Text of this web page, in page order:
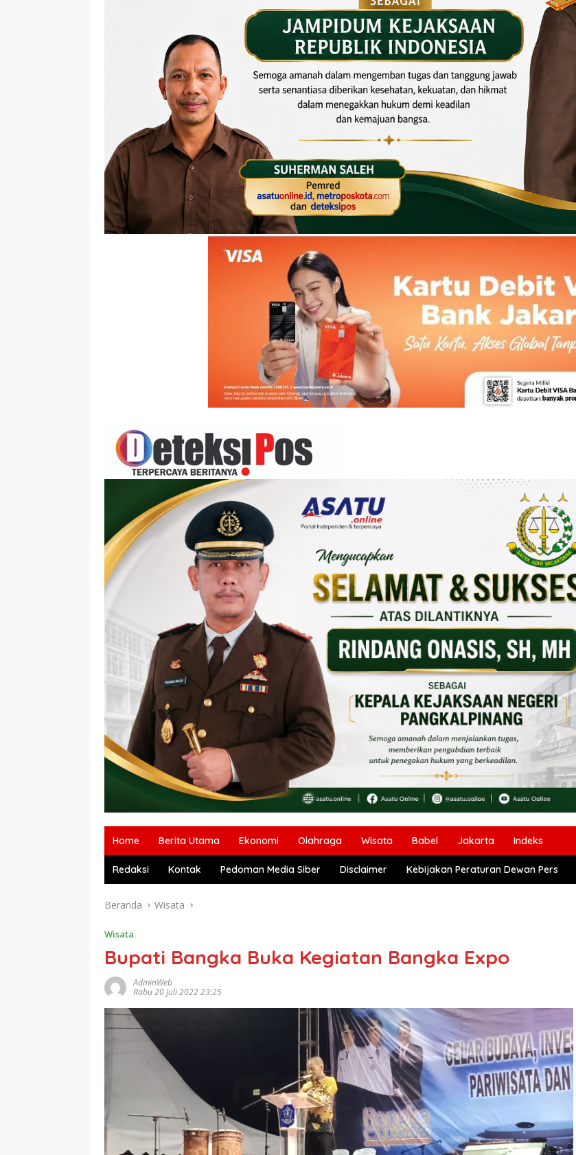
Home Berita Utama Ekonomi Olahraga Wisata Babel Jakarta Indeks
Redaksi Kontak Pedoman Media Siber Disclaimer Kebijakan Peraturan Dewan Pers
Beranda Wisata
Wisata
Bupati Bangka Buka Kegiatan Bangka Expo
AdminWeb
Rabu 20 Juli 2022 23:25